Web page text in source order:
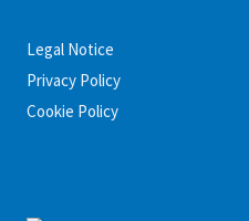
Legal Notice
Privacy Policy
Cookie Policy